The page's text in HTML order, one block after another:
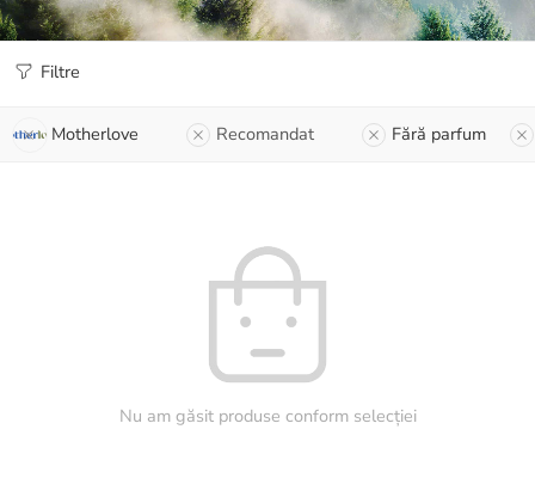
Filtre
Motherlove Recomandat Fără parfum
Nu am găsit produse conform selecției